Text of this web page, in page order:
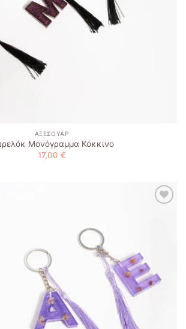
ΑΞΕΣΟΥΆΡ
Μονόγραμμα Κόκκινο
17,00 €